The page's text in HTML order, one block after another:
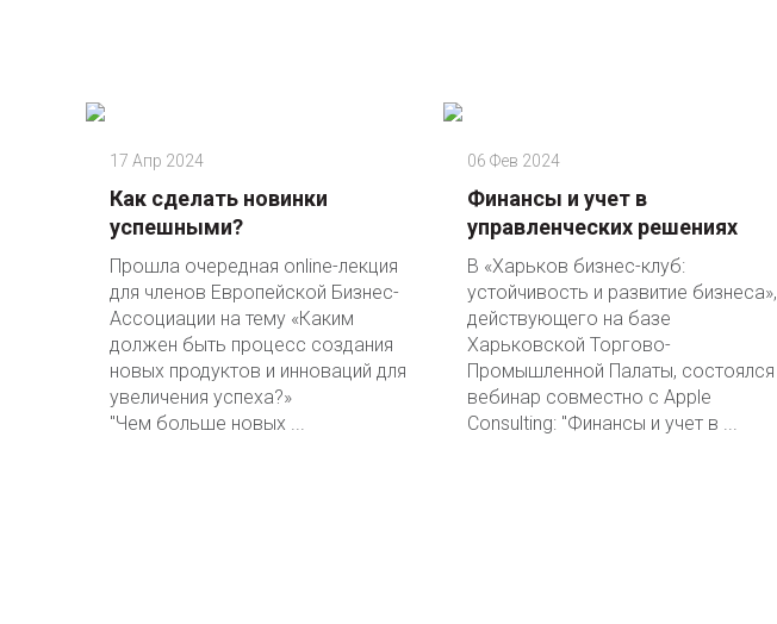
17 Апр 2024
Как сделать новинки
успешными?
Прошла очередная online-лекция
для членов Европейской Бизнес-
Ассоциации на тему «Каким
должен быть процесс создания
новых продуктов и инноваций для
увеличения успеха?»
"Чем больше новых ...
06 Фев 2024
Финансы и учет в
управленческих решениях
В «Харьков бизнес-клуб:
устойчивость и развитие бизнеса»,
действующего на базе
Харьковской Торгово-
Промышленной Палаты, состоялся
вебинар совместно с Apple
Consulting: "Финансы и учет в ...